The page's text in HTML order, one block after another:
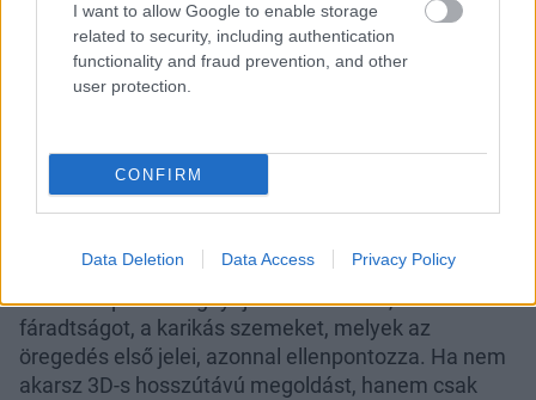
I want to allow Google to enable storage
related to security, including authentication
functionality and fraud prevention, and other
user protection.
CONFIRM
Data Deletion Data Access Privacy Policy
Kim Kardashian smink
A hosszú pillák megnyitják a tekinteted, és a
fáradtságot, a karikás szemeket, melyek az
öregedés első jelei, azonnal ellenpontozza. Ha nem
akarsz 3D-s hosszútávú megoldást, hanem csak